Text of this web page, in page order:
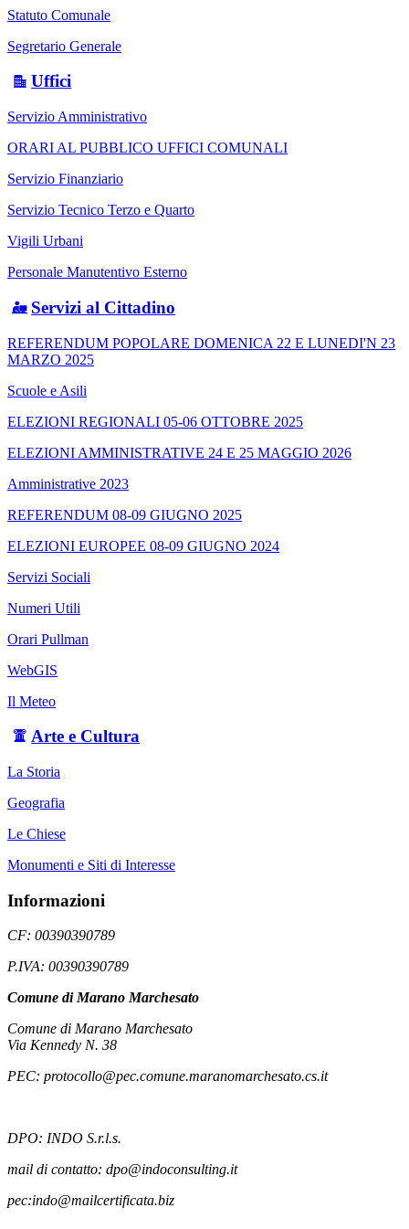
Statuto Comunale
Segretario Generale
Uffici
Servizio Amministrativo
ORARI AL PUBBLICO UFFICI COMUNALI
Servizio Finanziario
Servizio Tecnico Terzo e Quarto
Vigili Urbani
Personale Manutentivo Esterno
Servizi al Cittadino
REFERENDUM POPOLARE DOMENICA 22 E LUNEDI'N 23
MARZO 2025
Scuole e Asili
ELEZIONI REGIONALI 05-06 OTTOBRE 2025
ELEZIONI AMMINISTRATIVE 24 E 25 MAGGIO 2026
Amministrative 2023
REFERENDUM 08-09 GIUGNO 2025
ELEZIONI EUROPEE 08-09 GIUGNO 2024
Servizi Sociali
Numeri Utili
Orari Pullman
WebGIS
Il Meteo
Arte e Cultura
La Storia
Geografia
Le Chiese
Monumenti e Siti di Interesse
Informazioni
CF: 00390390789
P.IVA: 00390390789
Comune di Marano Marchesato
Comune di Marano Marchesato
Via Kennedy N. 38
PEC: protocollo@pec.comune.maranomarchesato.cs.it
DPO: INDO S.r.l.s.
mail di contatto: dpo@indoconsulting.it
pec:indo@mailcertificata.biz